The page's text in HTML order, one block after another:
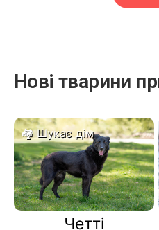
Нові тварини
Шукає дім
Четті